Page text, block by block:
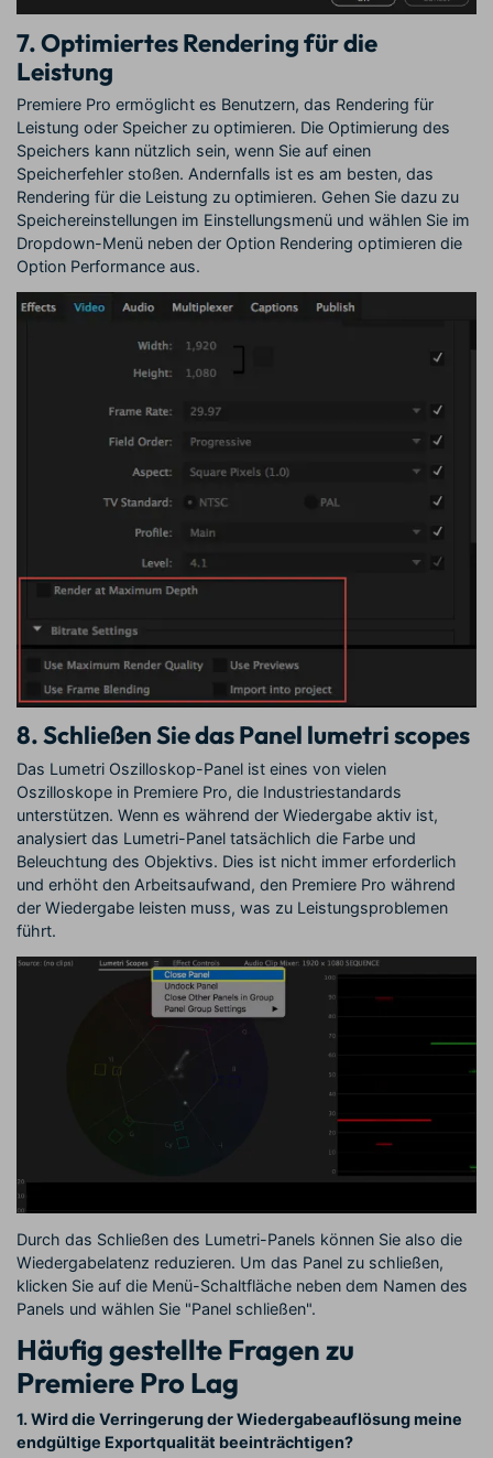
7. Optimiertes Rendering für die
Leistung
Premiere Pro ermöglicht es Benutzern, das Rendering für
Leistung oder Speicher zu optimieren. Die Optimierung des
Speichers kann nützlich sein, wenn Sie auf einen
Speicherfehler stoßen. Andernfalls ist es am besten, das
Rendering für die Leistung zu optimieren. Gehen Sie dazu zu
Speichereinstellungen im Einstellungsmenü und wählen Sie im
Dropdown-Menü neben der Option Rendering optimieren die
Option Performance aus.
8. Schließen Sie das Panel lumetri scopes
Das Lumetri Oszilloskop-Panel ist eines von vielen
Oszilloskope in Premiere Pro, die Industriestandards
unterstützen. Wenn es während der Wiedergabe aktiv ist,
analysiert das Lumetri-Panel tatsächlich die Farbe und
Beleuchtung des Objektivs. Dies ist nicht immer erforderlich
und erhöht den Arbeitsaufwand, den Premiere Pro während
der Wiedergabe leisten muss, was zu Leistungsproblemen
führt.
Durch das Schließen des Lumetri-Panels können Sie also die
Wiedergabelatenz reduzieren. Um das Panel zu schließen,
klicken Sie auf die Menü-Schaltfläche neben dem Namen des
Panels und wählen Sie "Panel schließen".
Häufig gestellte Fragen zu
Premiere Pro Lag
1. Wird die Verringerung der Wiedergabeauflösung meine
endgültige Exportqualität beeinträchtigen?